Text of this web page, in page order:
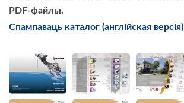
PDF-файлы.
Спампаваць каталог (англійская версія)